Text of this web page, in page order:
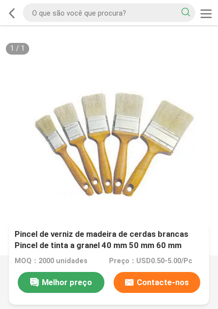
1 / 1
Pincel de verniz de madeira de cerdas brancas
Pincel de tinta a granel 40 mm 50 mm 60 mm
MOQ：2000 unidades Preço：USD0.50-5.00/Pc
Melhor preço Contacte-nos